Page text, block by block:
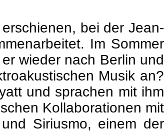
bei der Jean-
Im Sommer
wieder nach Berlin und
Musik an?
und sprachen mit ihm
Kollaborationen mit
Siriusmo, einem der